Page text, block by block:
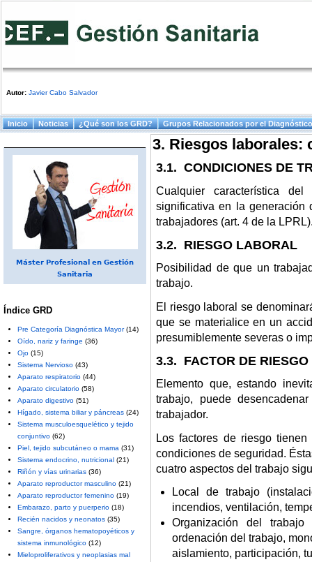
Autor: Javier Cabo Salvador
3. Riesgos laborales:
3.1. CONDICIONES DE
Cualquier característica
significativa en la
trabajadores (art. 4 de la
3.2. RIESGO LABORAL
Posibilidad de que un
trabajo.
El riesgo laboral se
que se materialice en un
presumiblemente severas o
3.3. FACTOR DE RIESGO
Elemento que, estando
trabajo, puede
trabajador.
Los factores de riesgo
condiciones de seguridad.
cuatro aspectos del trabajo
Local de trabajo
incendios, ventilación,
Organización del
ordenación del trabajo,
aislamiento, participación,
Menú principal
Inicio Noticias ¿Qué son los GRD? Grupos Relacionados por el Diagnóstico
Máster Profesional en Gestión
Sanitaria
Índice GRD
Pre Categoría Diagnóstica Mayor(14)
Oído, nariz y faringe (36)
Ojo (15)
Sistema Nervioso (43)
Aparato respiratorio (44)
Aparato circulatorio (58)
Aparato digestivo (51)
Hígado, sistema biliar y páncreas (24)
Sistema musculoesquelético y tejido
conjuntivo (62)
Piel, tejido subcutáneo o mama (31)
Sistema endocrino, nutricional (21)
Riñón y vías urinarias (36)
Aparato reproductor masculino (21)
Aparato reproductor femenino (19)
Embarazo, parto y puerperio (18)
Recién nacidos y neonatos (35)
Sangre, órganos hematopoyéticos y
sistema inmunológico (12)
Mieloproliferativos y neoplasias mal